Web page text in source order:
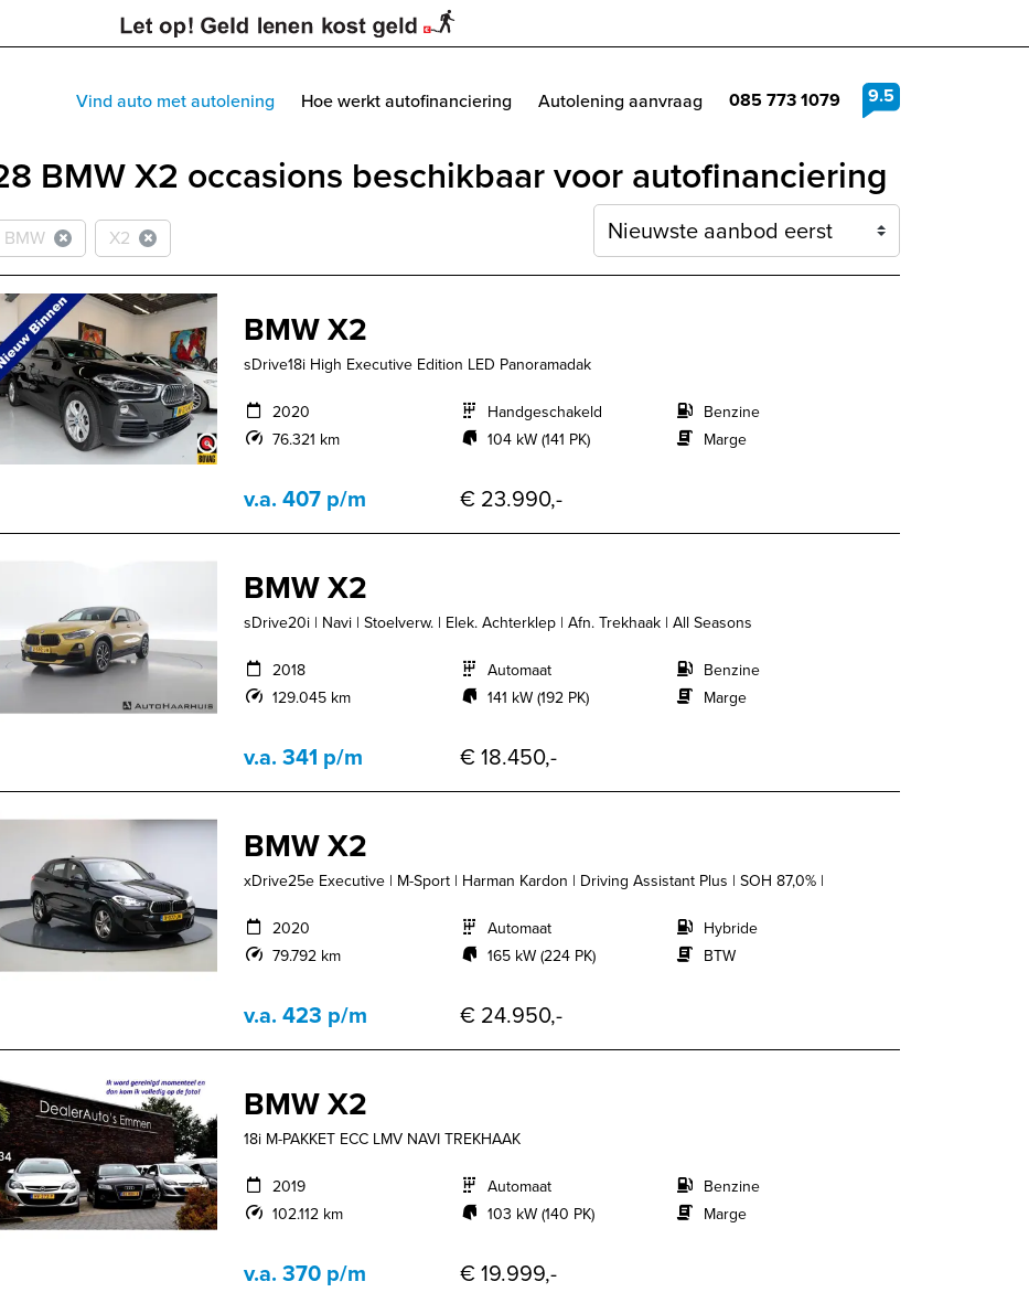
9.5
Vind auto met autolening Hoe werkt autofinanciering Autolening aanvraag 085 773 1079
BMW X2 occasions beschikbaar voor autofinanciering
BMW X2
Sortering
BMW X2
sDrive18i High Executive Edition LED Panoramadak
2020
76.321 km
Handgeschakeld
104 kW (141 PK)
Benzine
Marge
v.a. 407 p/m € 23.990,-
BMW X2
sDrive20i | Navi | Stoelverw. | Elek. Achterklep | Afn. Trekhaak | All Seasons
2018
129.045 km
Automaat
141 kW (192 PK)
Benzine
Marge
v.a. 341 p/m € 18.450,-
BMW X2
xDrive25e Executive | M-Sport | Harman Kardon | Driving Assistant Plus | SOH 87,0% |
2020
79.792 km
Automaat
165 kW (224 PK)
Hybride
BTW
v.a. 423 p/m € 24.950,-
BMW X2
18i M-PAKKET ECC LMV NAVI TREKHAAK
2019
102.112 km
Automaat
103 kW (140 PK)
Benzine
Marge
v.a. 370 p/m € 19.999,-